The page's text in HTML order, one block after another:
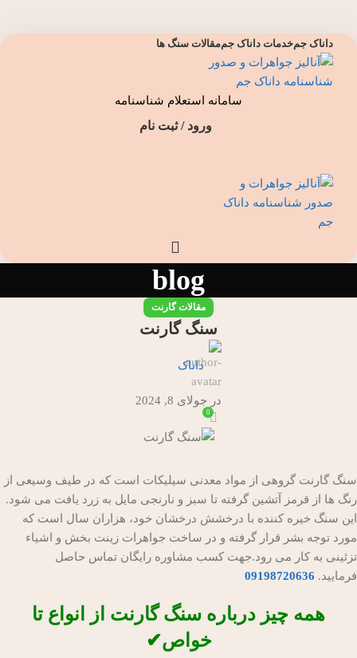
داناک جمخدمات داناک جممقالات سنگ ها
سامانه استعلام شناسنامه
ورود / ثبت نام
blog
مقالات گارنت
سنگ گارنت
داناک
در جولای 8, 2024
0
سنگ گارنت گروهی از مواد معدنی سیلیکات است که در طیف وسیعی از
رنگ ها از قرمز آتشین گرفته تا سبز و نارنجی مایل به زرد یافت می شود.
این سنگ خیره کننده با درخشش درخشان خود، هزاران سال است که
مورد توجه بشر قرار گرفته و در ساخت جواهرات زینت بخش و اشیاء
تزئینی به کار می رود.جهت کسب مشاوره رایگان تماس حاصل
فرمایید. 09198720636
همه چیز درباره سنگ گارنت از انواع تا
خواص✔